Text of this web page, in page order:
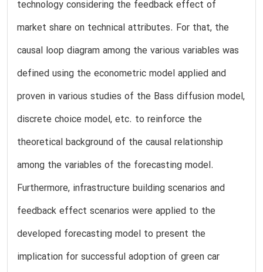
technology considering the feedback effect of
market share on technical attributes. For that, the
causal loop diagram among the various variables was
defined using the econometric model applied and
proven in various studies of the Bass diffusion model,
discrete choice model, etc. to reinforce the
theoretical background of the causal relationship
among the variables of the forecasting model.
Furthermore, infrastructure building scenarios and
feedback effect scenarios were applied to the
developed forecasting model to present the
implication for successful adoption of green car